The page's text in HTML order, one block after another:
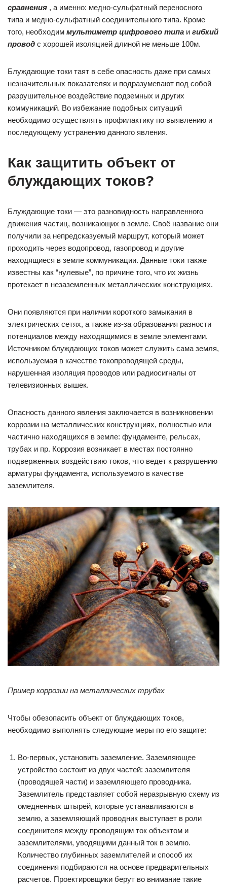
сравнения , а именно: медно-сульфатный переносного
типа и медно-сульфатный соединительного типа. Кроме
того, необходим мультиметр цифрового типа и гибкий
провод с хорошей изоляцией длиной не меньше 100м.
Блуждающие токи таят в себе опасность даже при самых
незначительных показателях и подразумевают под собой
разрушительное воздействие подземных и других
коммуникаций. Во избежание подобных ситуаций
необходимо осуществлять профилактику по выявлению и
последующему устранению данного явления.
Как защитить объект от
блуждающих токов?
Блуждающие токи — это разновидность направленного
движения частиц, возникающих в земле. Своё название они
получили за непредсказуемый маршрут, который может
проходить через водопровод, газопровод и другие
находящиеся в земле коммуникации. Данные токи также
известны как “нулевые”, по причине того, что их жизнь
протекает в незаземленных металлических конструкциях.
Они появляются при наличии короткого замыкания в
электрических сетях, а также из-за образования разности
потенциалов между находящимися в земле элементами.
Источником блуждающих токов может служить сама земля,
используемая в качестве токопроводящей среды,
нарушенная изоляция проводов или радиосигналы от
телевизионных вышек.
Опасность данного явления заключается в возникновении
коррозии на металлических конструкциях, полностью или
частично находящихся в земле: фундаменте, рельсах,
трубах и пр. Коррозия возникает в местах постоянно
подверженных воздействию токов, что ведет к разрушению
арматуры фундамента, используемого в качестве
заземлителя.
Пример коррозии на металлических трубах
Чтобы обезопасить объект от блуждающих токов,
необходимо выполнять следующие меры по его защите:
Во-первых, установить заземление. Заземляющее
устройство состоит из двух частей: заземлителя
(проводящей части) и заземляющего проводника.
Заземлитель представляет собой неразрывную схему из
омедненных штырей, которые устанавливаются в
землю, а заземляющий проводник выступает в роли
соединителя между проводящим ток объектом и
заземлителями, уводящими данный ток в землю.
Количество глубинных заземлителей и способ их
соединения подбираются на основе предварительных
расчетов. Проектировщики берут во внимание такие